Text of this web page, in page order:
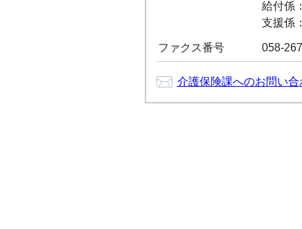
給付係
支援係
ファクス番号 058-
介護保険課へのお問い合